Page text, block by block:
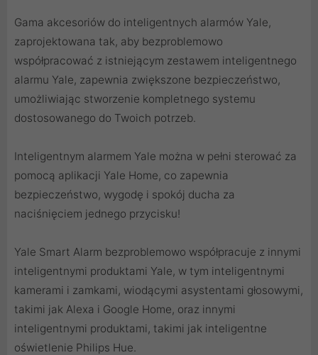
Gama akcesoriów do inteligentnych alarmów Yale,
zaprojektowana tak, aby bezproblemowo
współpracować z istniejącym zestawem inteligentnego
alarmu Yale, zapewnia zwiększone bezpieczeństwo,
umożliwiając stworzenie kompletnego systemu
dostosowanego do Twoich potrzeb.
Inteligentnym alarmem Yale można w pełni sterować za
pomocą aplikacji Yale Home, co zapewnia
bezpieczeństwo, wygodę i spokój ducha za
naciśnięciem jednego przycisku!
Yale Smart Alarm bezproblemowo współpracuje z innymi
inteligentnymi produktami Yale, w tym inteligentnymi
kamerami i zamkami, wiodącymi asystentami głosowymi,
takimi jak Alexa i Google Home, oraz innymi
inteligentnymi produktami, takimi jak inteligentne
oświetlenie Philips Hue.